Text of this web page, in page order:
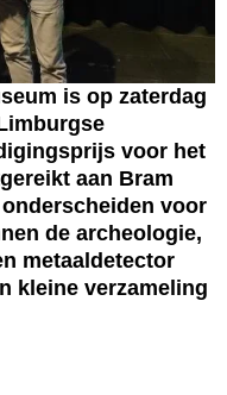
is op zaterdag
voor het
aan Bram
voor
de archeologie,
metaaldetector
kleine verzameling